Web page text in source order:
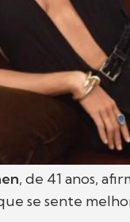
, de 41 anos,
se sente